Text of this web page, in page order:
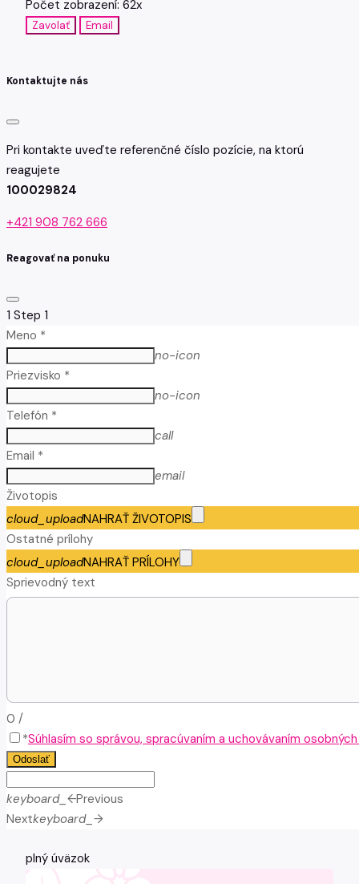
Počet zobrazení: 62x
Zavolať Email
Kontaktujte nás
Pri kontakte uveďte referenčné číslo pozície, na ktorú
reagujete
100029824
+421 908 762 666
Reagovať na ponuku
1 Step 1
Meno *
no-icon
Priezvisko *
no-icon
Telefón *
call
Email *
email
Životopis
cloud_uploadNAHRAŤ ŽIVOTOPIS
Ostatné prílohy
cloud_uploadNAHRAŤ PRÍLOHY
Sprievodný text
0 /
*Súhlasím so správou, spracúvaním a uchovávaním
Odoslať
keyboard_arrow_leftPrevious
Nextkeyboard_arrow_right
plný úväzok